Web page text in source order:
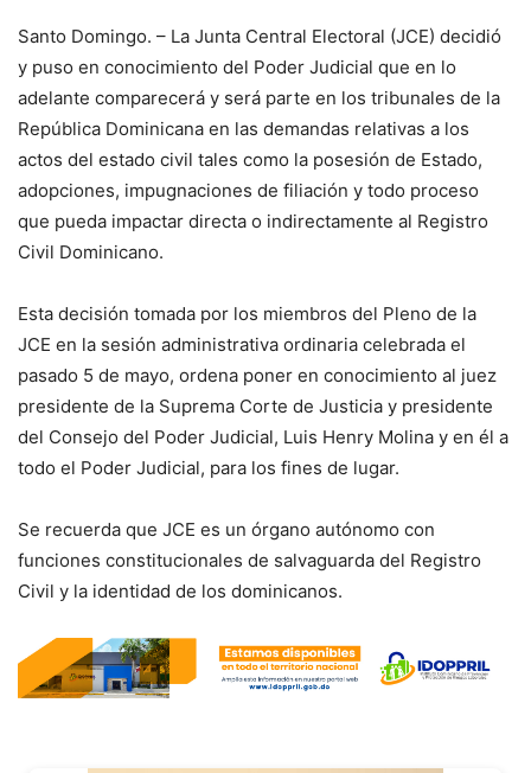
Santo Domingo. – La Junta Central Electoral (JCE) decidió
y puso en conocimiento del Poder Judicial que en lo
adelante comparecerá y será parte en los tribunales de la
República Dominicana en las demandas relativas a los
actos del estado civil tales como la posesión de Estado,
adopciones, impugnaciones de filiación y todo proceso
que pueda impactar directa o indirectamente al Registro
Civil Dominicano.
Esta decisión tomada por los miembros del Pleno de la
JCE en la sesión administrativa ordinaria celebrada el
pasado 5 de mayo, ordena poner en conocimiento al juez
presidente de la Suprema Corte de Justicia y presidente
del Consejo del Poder Judicial, Luis Henry Molina y en él a
todo el Poder Judicial, para los fines de lugar.
Se recuerda que JCE es un órgano autónomo con
funciones constitucionales de salvaguarda del Registro
Civil y la identidad de los dominicanos.